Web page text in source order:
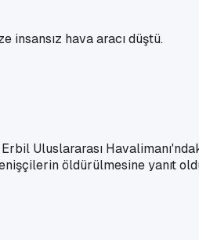
insansız hava aracı düştü.
Uluslararası
öldürülmesine yanıt